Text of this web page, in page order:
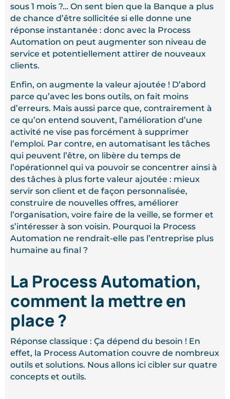
sous 1 mois ?… On sent bien que la Banque a plus
de chance d’être sollicitée si elle donne une
réponse instantanée : donc avec la Process
Automation on peut augmenter son niveau de
service et potentiellement attirer de nouveaux
clients.
Enfin, on augmente la valeur ajoutée ! D’abord
parce qu’avec les bons outils, on fait moins
d’erreurs. Mais aussi parce que, contrairement à
ce qu’on entend souvent, l’amélioration d’une
activité ne vise pas forcément à supprimer
l’emploi. Par contre, en automatisant les tâches
qui peuvent l’être, on libère du temps de
l’opérationnel qui va pouvoir se concentrer ainsi à
des tâches à plus forte valeur ajoutée : mieux
servir son client et de façon personnalisée,
construire de nouvelles offres, améliorer
l’organisation, voire faire de la veille, se former et
s’intéresser à son voisin. Pourquoi la Process
Automation ne rendrait-elle pas l’entreprise plus
humaine au final ?
La Process Automation,
comment la mettre en
place ?
Réponse classique : Ça dépend du besoin ! En
effet, la Process Automation couvre de nombreux
outils et solutions. Nous allons ici cibler sur quatre
concepts et outils.